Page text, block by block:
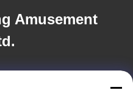
Amusement